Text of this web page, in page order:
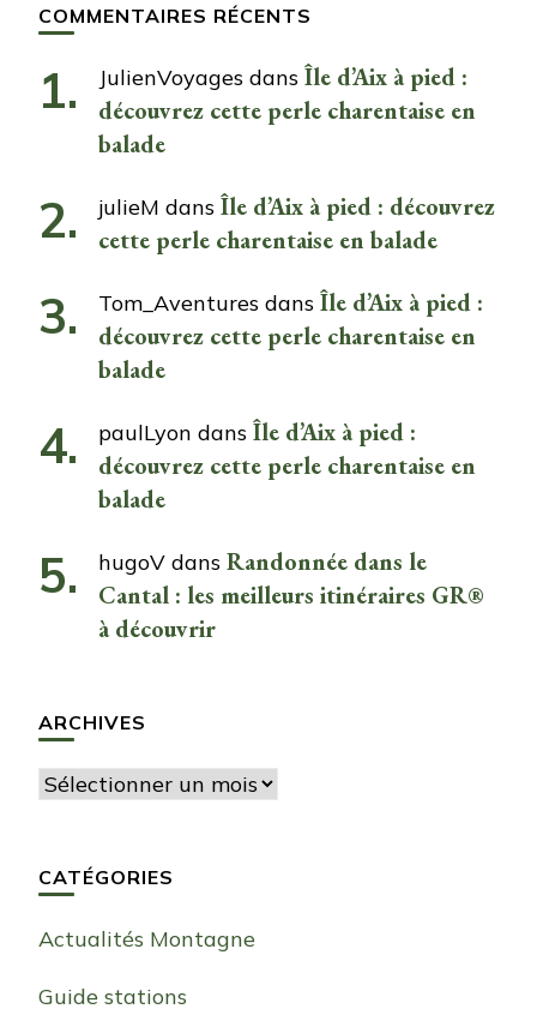
COMMENTAIRES RÉCENTS
JulienVoyages dans Île d’Aix à pied :
découvrez cette perle charentaise en
balade
julieM dans Île d’Aix à pied : découvrez
cette perle charentaise en balade
Tom_Aventures dans Île d’Aix à pied :
découvrez cette perle charentaise en
balade
paulLyon dans Île d’Aix à pied :
découvrez cette perle charentaise en
balade
hugoV dans Randonnée dans le
Cantal : les meilleurs itinéraires GR®
à découvrir
ARCHIVES
Archives
CATÉGORIES
Actualités Montagne
Guide stations